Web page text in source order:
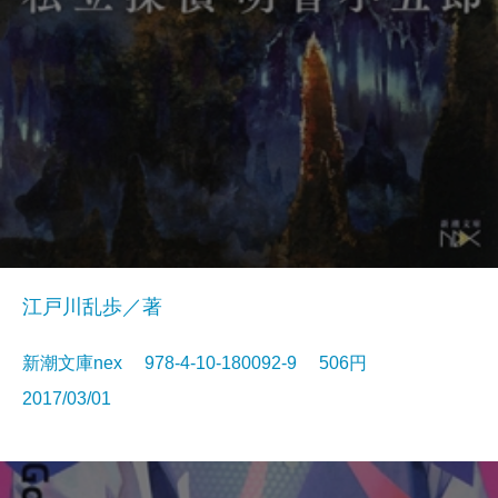
江戸川乱歩／著
新潮文庫nex 978-4-10-180092-9 506円
2017/03/01